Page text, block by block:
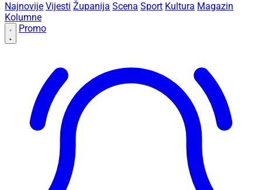
Najnovije Vijesti Županija Scena Sport Kultura Magazin
Kolumne
Promo